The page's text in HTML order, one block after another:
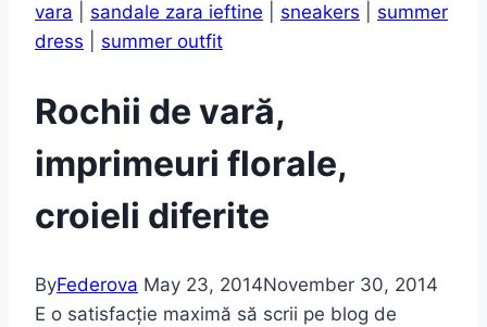
vara
sandale zara ieftine sneakers
summer
dress
summer outfit
Rochii de vară,
imprimeuri florale,
croieli diferite
ByFederova May 23, 2014November 30, 2014
E o satisfacție maximă să scrii pe blog de